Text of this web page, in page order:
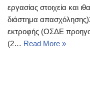
εργασίας στοιχεία και
διάστημα
εκτροφής (ΟΣΔΕ
(2… Read More »